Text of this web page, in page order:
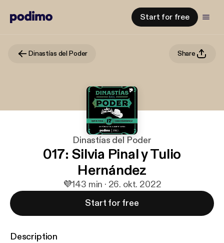
Start for free
Dinastías del Poder Share
Dinastías del Poder
017: Silvia Pinal y Tulio
Hernández
💜143 min · 26. okt. 2022
Start for free
Description